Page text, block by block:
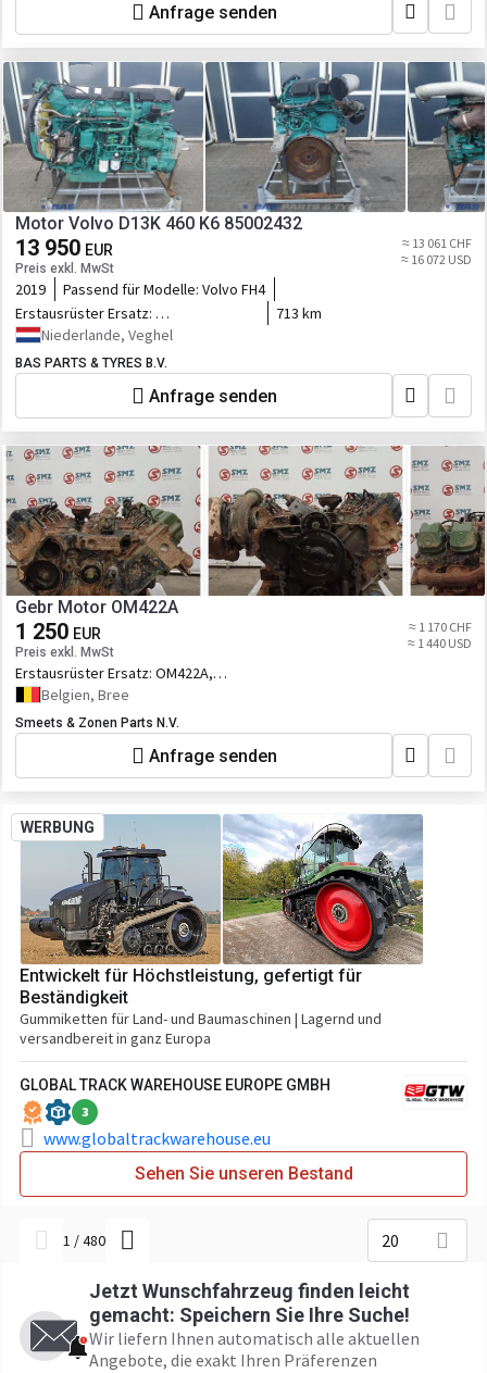
Anfrage senden
Motor Volvo D13K 460 K6 85002432
13 950 EUR
Preis exkl. MwSt
≈ 13 061 CHF
≈ 16 072 USD
2019 Passend für Modelle: Volvo FH4
Erstausrüster Ersatz:
713 km
Niederlande, Veghel
BAS PARTS & TYRES B.V.
Anfrage senden
Gebr Motor OM422A
1 250 EUR
Preis exkl. MwSt
≈ 1 170 CHF
≈ 1 440 USD
Erstausrüster Ersatz: OM422A,
0402648817
Belgien, Bree
Smeets & Zonen Parts N.V.
Anfrage senden
WERBUNG
Entwickelt für Höchstleistung, gefertigt für
Beständigkeit
Gummiketten für Land- und Baumaschinen | Lagernd und
versandbereit in ganz Europa
GLOBAL TRACK WAREHOUSE EUROPE GMBH
3
www.globaltrackwarehouse.eu
Sehen Sie unseren Bestand
1 /480 20
Jetzt Wunschfahrzeug finden leicht
gemacht: Speichern Sie Ihre Suche!
Wir liefern Ihnen automatisch alle aktuellen
Angebote, die exakt Ihren Präferenzen